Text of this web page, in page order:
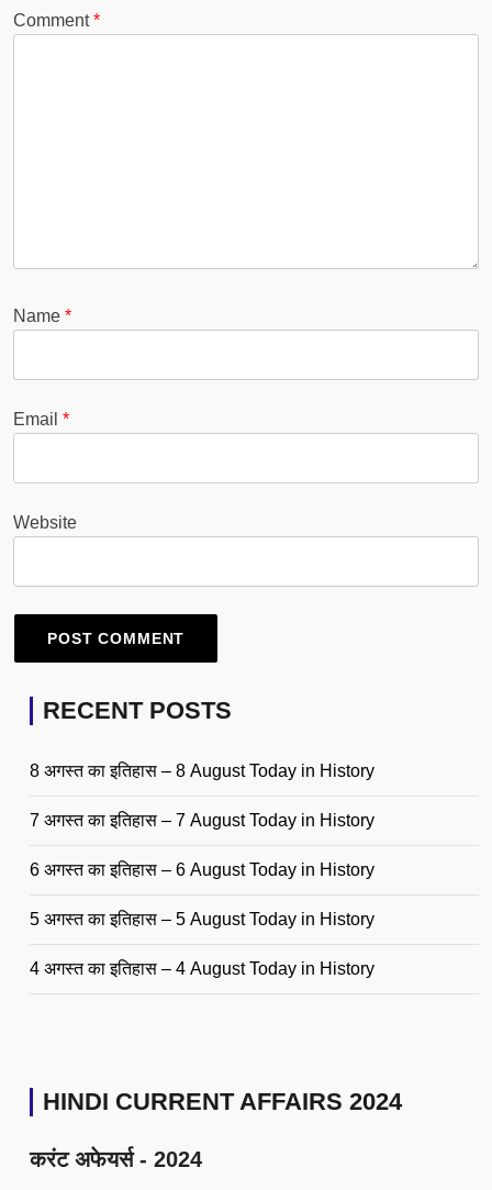
Comment*
Name *
Email *
Website
RECENT POSTS
8 अगस्त का इतिहास – 8 August Today in History
7 अगस्त का इतिहास – 7 August Today in History
6 अगस्त का इतिहास – 6 August Today in History
5 अगस्त का इतिहास – 5 August Today in History
4 अगस्त का इतिहास – 4 August Today in History
HINDI CURRENT AFFAIRS 2024
करंट अफेयर्स - 2024